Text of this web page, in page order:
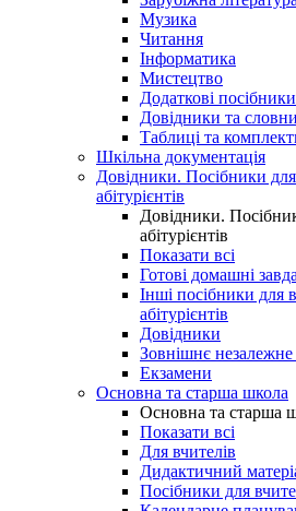
Музика
Читання
Інформатика
Мистецтво
Додаткові посібники
Довідники та
Таблиці та
Шкільна документація
Довідники. Посібники
абітурієнтів
Довідники.
абітурієнтів
Показати всі
Готові домашні
Інші посібники для
абітурієнтів
Довідники
Зовнішнє
Екзамени
Основна та старша школа
Основна та старша
Показати всі
Для вчителів
Дидактичний
Посібники для